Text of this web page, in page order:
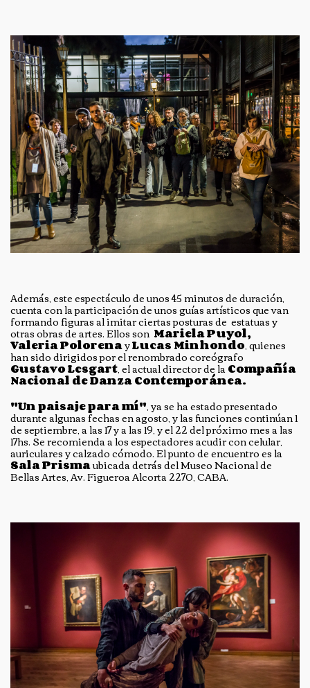
Además, este espectáculo de unos 45 minutos de duración,
cuenta con la participación de unos guías artísticos que van
formando figuras al imitar ciertas posturas de estatuas y
otras obras de artes. Ellos son Mariela Puyol,
Valeria PolorenayLucas Minhondo, quienes
han sido dirigidos por el renombrado coreógrafo
Gustavo Lesgart, el actual director de laCompañía
Nacional de Danza Contemporánea.
"Un paisaje para mí", ya se ha estado presentado
durante algunas fechas en agosto, y las funciones continúan 1
de septiembre, a las 17 y a las 19, y el 22 del próximo mes a las
17hs. Se recomienda a los espectadores acudir con celular,
auriculares y calzado cómodo. El punto de encuentro es la
Sala Prismaubicada detrás del Museo Nacional de
Bellas Artes, Av. Figueroa Alcorta 2270, CABA.